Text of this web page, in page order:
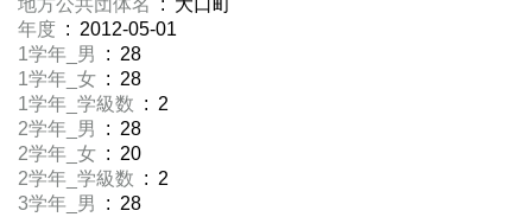
地方公共団体名
: 大口町
年度 : 2012-05-01
1学年_男
: 28
1学年_女 : 28
1学年_学級数 : 2
2学年_男
: 28
2学年_女 : 20
2学年_学級数 : 2
3学年_男
: 28